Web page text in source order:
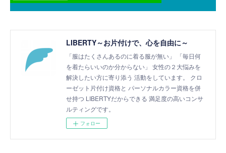
LIBERTY～お片付けで、心を自由に～
「服はたくさんあるのに着る服が無い」 「毎日何
を着たらいいのか分からない」 女性の２大悩みを
解決したい方に寄り添う 活動をしています。 クロ
ーゼット片付け資格と パーソナルカラー資格を併
せ持つ LIBERTYだからできる 満足度の高いコンサ
ルティングです。
フォロー